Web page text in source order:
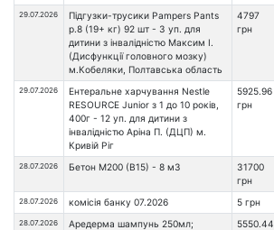
29.07.2026
Підгузки-трусики Pampers Pants
р.8 (19+ кг) 92 шт - 3 уп. для
дитини з інвалідністю Максим І.
(Дисфункції головного мозку)
м.Кобеляки, Полтавська область
4797
грн
29.07.2026
Ентеральне харчування Nestle
RESOURCE Junior з 1 до 10 років,
400г - 12 уп. для дитини з
інвалідністю Аріна П. (ДЦП) м.
Кривій Ріг
5925.96
грн
28.07.2026 Бетон М200 (В15) - 8 м3
31700
грн
28.07.2026 комісія банку 07.2026 5 грн
28.07.2026
Аредерма шампунь 250мл;
5550.44